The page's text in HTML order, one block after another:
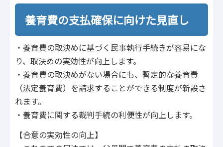
養育費の支払確保に向けた見直し
・養育費の取決めに基づく民事執行手続きが容易にな
り、取決めの実効性が向上します。
・養育費の取決めがない場合にも、暫定的な養育費
（法定養育費）を請求することができる制度が新設さ
れます。
・養育費に関する裁判手続の利便性が向上します。
【合意の実効性の向上】